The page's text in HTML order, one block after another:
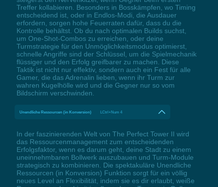
Treffer kollabieren. Besonders in Bosskämpfen, wo Timing
entscheidend ist, oder in Endlos-Modi, die Ausdauer
erfordern, sorgen hohe Feuerraten dafür, dass du die
Kontrolle behältst. Ob du nach optimalen Builds suchst,
um One-Shot-Combos zu erreichen, oder deine
Turmstrategie für den Unmöglichkeitsmodus optimierst,
schnelle Angriffe sind der Schlüssel, um die Spielmechanik
flüssiger und den Erfolg greifbarer zu machen. Diese
Taktik ist nicht nur effektiv, sondern auch ein Fest für alle
Gamer, die das Adrenalin lieben, wenn ihr Turm zur
wahren Kugelhölle wird und die Gegner nur so vom
Bildschirm verschwinden.
Unendliche Ressourcen (in Konversion) LCtrl+Num 4
In der faszinierenden Welt von The Perfect Tower II wird
das Ressourcenmanagement zum entscheidenden
Erfolgsfaktor, wenn es darum geht, deine Stadt zu einem
uneinnehmbaren Bollwerk auszubauen und Turm-Module
strategisch zu kombinieren. Die spektakuläre Unendliche
Ressourcen (in Konversion) Funktion sorgt für ein völlig
neues Level an Flexibilität, indem sie es dir erlaubt, weiße